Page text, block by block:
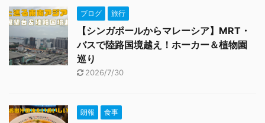
ブログ 旅行
【シンガポールからマレーシア】MRT・
バスで陸路国境越え！ホーカー＆植物園
巡り
2026/7/30
朗報 食事